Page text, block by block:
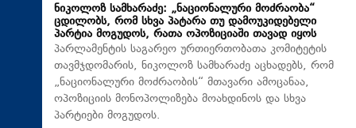
ნიკოლოზ სამხარაძე: „ნაციონალური მოძრაობა“
ცდილობს, რომ სხვა პატარა თუ დამოუკიდებელი
პარტია მოგუდოს, რათა ოპოზიციაში თავად იყოს
პარლამენტის საგარეო ურთიერთობათა კომიტეტის
თავმჯდომარის, ნიკოლოზ სამხარაძე აცხადებს, რომ
„ნაციონალური მოძრაობის“ მთავარი ამოცანაა,
ოპოზიციის მონოპოლიზება მოახდინოს და სხვა
პარტიები მოგუდოს.